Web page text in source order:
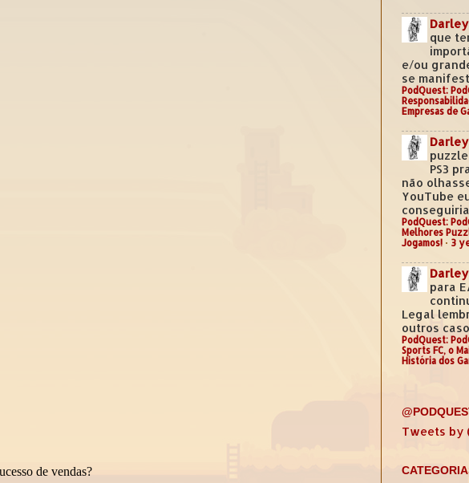
que
e/ou
se
PodQuest:
Empresas de
PS3
não
YouTube
PodQuest:
Melhores
Jogamos! · 3
para
Legal
outros
PodQuest:
Sports FC, o
História dos
Tweets by